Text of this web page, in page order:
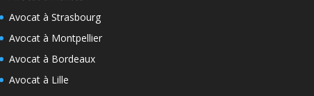
Avocat à Strasbourg
Avocat à Montpellier
Avocat à Bordeaux
Avocat à Lille